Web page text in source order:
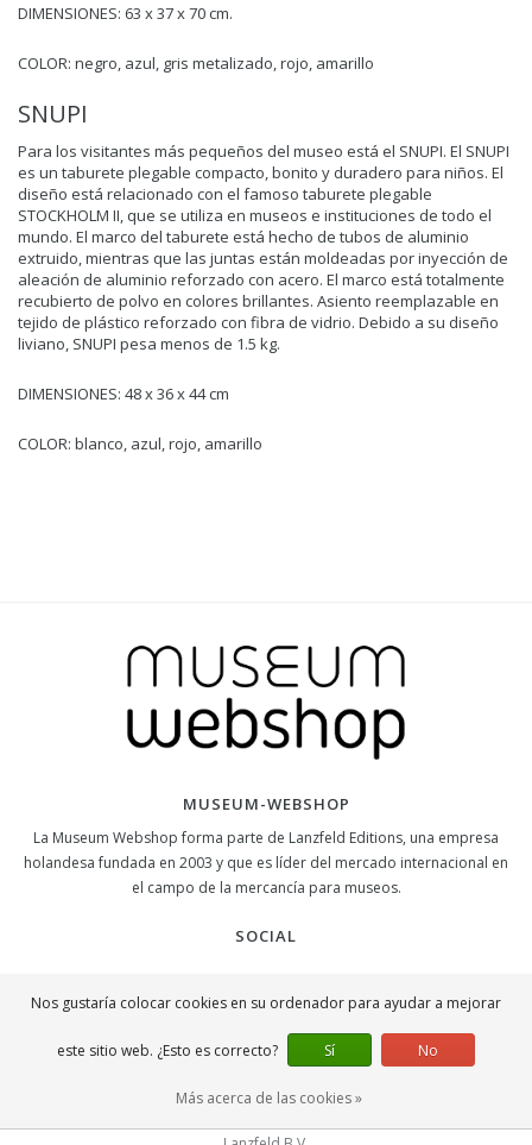
DIMENSIONES: 63 x 37 x 70 cm.
COLOR: negro, azul, gris metalizado, rojo, amarillo
SNUPI
Para los visitantes más pequeños del museo está el SNUPI. El SNUPI
es un taburete plegable compacto, bonito y duradero para niños. El
diseño está relacionado con el famoso taburete plegable
STOCKHOLM II, que se utiliza en museos e instituciones de todo el
mundo. El marco del taburete está hecho de tubos de aluminio
extruido, mientras que las juntas están moldeadas por inyección de
aleación de aluminio reforzado con acero. El marco está totalmente
recubierto de polvo en colores brillantes. Asiento reemplazable en
tejido de plástico reforzado con fibra de vidrio. Debido a su diseño
liviano, SNUPI pesa menos de 1.5 kg.
DIMENSIONES: 48 x 36 x 44 cm
COLOR: blanco, azul, rojo, amarillo
MUSEUM-WEBSHOP
La Museum Webshop forma parte de Lanzfeld Editions, una empresa
holandesa fundada en 2003 y que es líder del mercado internacional en
el campo de la mercancía para museos.
SOCIAL
CONTACTO
Nos gustaría colocar cookies en su ordenador para ayudar a mejorar
este sitio web. ¿Esto es correcto? Sí No
Más acerca de las cookies »